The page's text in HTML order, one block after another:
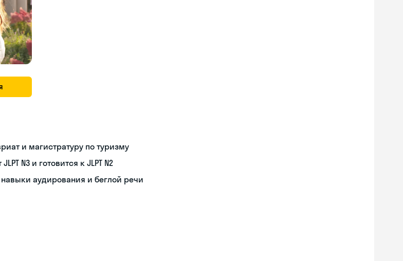
и магистратуру по туризму
N3 и готовится к JLPT N2
навыки аудирования и беглой речи